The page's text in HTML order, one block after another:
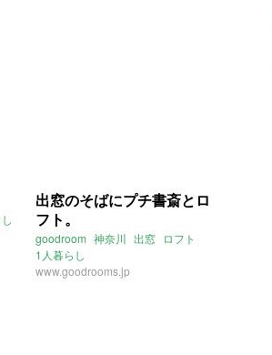
出窓のそばにプチ書斎とロ
フト。
goodroom 神奈川 出窓 ロフト
1人暮らし
www.goodrooms.jp